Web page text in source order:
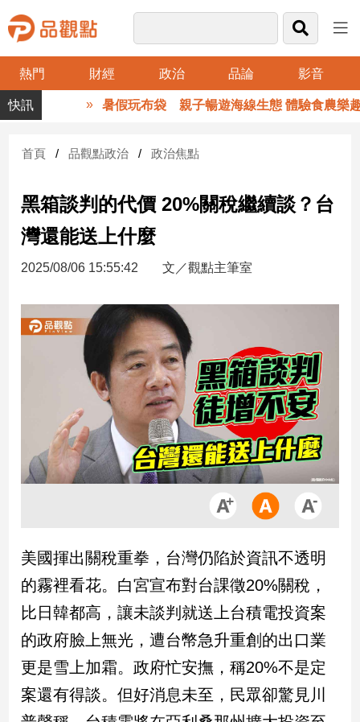
熱門 財經 政治 品論 影音
品
觀
財
台
財
新
產
經/
品
政
治
政
治
焦
品
觀
點
暑假玩布袋 親子暢遊海線生態 體驗食農樂趣
首頁 品觀點政治 政治焦點
黑箱談判的代價 20%關稅繼續談？台
灣還能送上什麼
2025/08/06 15:55:42 文／觀點主筆室
美國揮出關稅重拳，台灣仍陷於資訊不透明
的霧裡看花。白宮宣布對台課徵20%關稅，
比日韓都高，讓未談判就送上台積電投資案
的政府臉上無光，遭台幣急升重創的出口業
更是雪上加霜。政府忙安撫，稱20%不是定
案還有得談。但好消息未至，民眾卻驚見川